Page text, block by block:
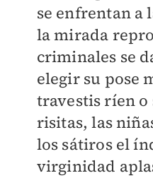
se enfrentan a
la mirada
criminales se
elegir su pose
travestis ríen o
risitas, las
los sátiros el
virginidad